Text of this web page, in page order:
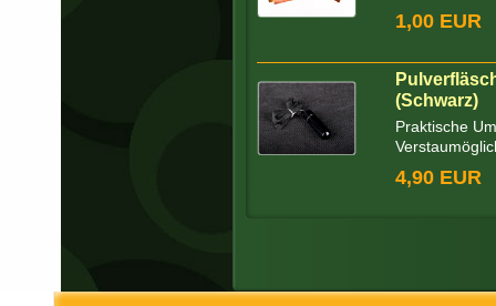
1,00 EUR
(Schwarz)
Praktische
4,90 EUR